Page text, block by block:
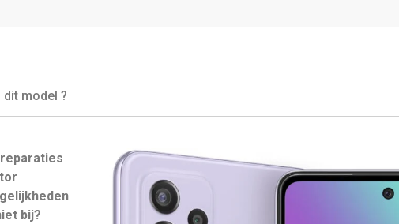
model ?
bij?